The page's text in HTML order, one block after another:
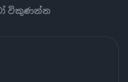
විකුණන්න